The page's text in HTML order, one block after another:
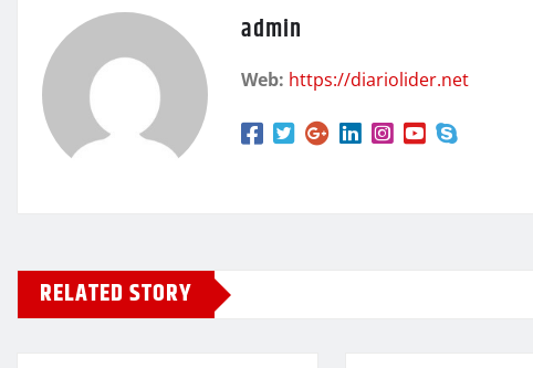
admin
Web: https://diariolider.net
RELATED STORY